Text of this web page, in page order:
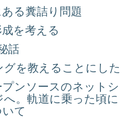
る糞詰り問題
を考える
話
を教えることにした
ンソースのネットシ
。軌道に乗った頃に
て